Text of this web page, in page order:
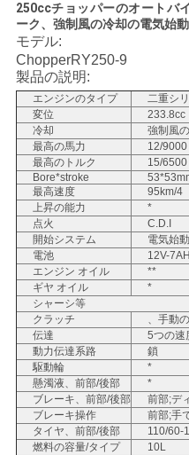
な
さ
い
引
用
を
要
求
し
な
さ
い
250ccチョッパーのオートバ
ーク、強制風の冷却の電気始
モデル:
ChopperRY250-9
製品の説明:
エンジンのタイプ
二重シ
変位
233.8cc
冷却
強制風
最高の馬力
12/9000
最高のトルク
15/6500
Bore*stroke
最高速度
95km/4
上昇の能力
*
点火
C.D.I
開始システム
電気始
電池
12V-7AH
エンジン オイル
**
ギヤ オイル
*
シャーシ等
クラッチ
、手動
伝達
5つの速
動力伝達系路
鎖
駆動輪
*
懸濁液、前部/後部
*
ブレーキ、前部/後部
前部;デ
ブレーキ操作
前部;手
タイヤ、前部/後部
110/60-
燃料の容量/タイプ
10L